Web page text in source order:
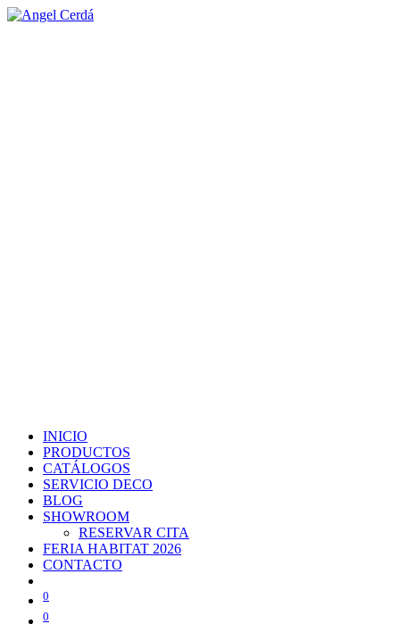
INICIO
PRODUCTOS
CATÁLOGOS
SERVICIO DECO
BLOG
SHOWROOM
RESERVAR CITA
FERIA HABITAT 2026
CONTACTO
0
0